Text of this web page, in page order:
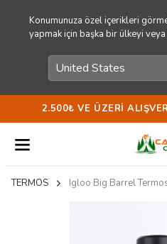
Konumunuza özel içerikleri
yapmak için başka bir ülkeyi
2.500₺ VE ÜZERI
TERMOS Igloo Big Barrel